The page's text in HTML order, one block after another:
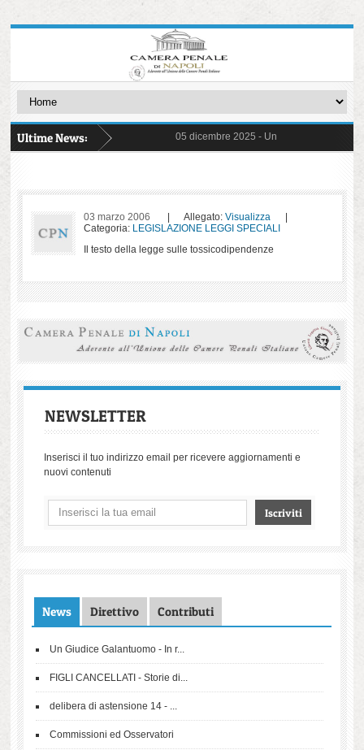
Ultime News: 05 dicembre 2025 -Un Giudice
26 giugno 2025 -ERRORI ED ORRORI -
Protocollo pene
06 maggio 2025 -il "Decreto Sicurezza" n.
17 aprile 2025 -Un viaggio per immagini
separazione e carriere
03 marzo 2006 | Allegato:Visualizza
|
Categoria: LEGISLAZIONE LEGGI SPECIALI
Il testo della legge sulle tossicodipendenze
NEWSLETTER
Inserisci il tuo indirizzo email per ricevere aggiornamenti e
nuovi contenuti
News Direttivo Contributi
Un Giudice Galantuomo - In r...
FIGLI CANCELLATI - Storie di...
delibera di astensione 14 - ...
Commissioni ed Osservatori